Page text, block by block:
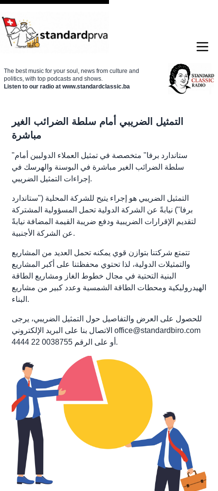
The best music for your soul, news from culture and
politics, with top podcasts and shows.
Listen to our radio at www.standardclassic.ba
التمثيل الضريبي أمام سلطة الضرائب الغير
مباشرة
"ستاندارد برفا" متخصصة في تمثيل العملاء الدوليين أمام
سلطة الضرائب الغير مباشرة في البوسنة والهرسك في
إجراءات التمثيل الضريبي.
التمثيل الضريبي هو إجراء يتيح للشركة المحلية ("ستاندارد
برفا") نيابةً عن الشركة الدولية تحمل المسؤولية المشتركة
لتقديم الإقرارات الضريبية ودفع ضريبة القيمة المضافة نيابةً
عن الشركة الأجنبية.
تتمتع شركتنا بتوازن قوي يمكنه تحمل العديد من المشاريع
والتمثيلات الدولية، لذا تحتوي محفظتنا على أكبر المشاريع
البنية التحتية في مجال خطوط الغاز ومشاريع الطاقة
الهيدروليكية ومحطات الطاقة الشمسية وعدد كبير من مشاريع
البناء.
للحصول على العرض والتفاصيل حول التمثيل الضريبي، يرجى
office@standardbiro.com
أو على الرقم 0038755 22 4444.